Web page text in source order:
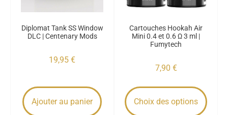
Diplomat Tank SS Window
DLC | Centenary Mods
19,95 €
Ajouter au panier
Cartouches Hookah Air
Mini 0.4 et 0.6 Ω 3 ml |
Fumytech
7,90 €
Choix des options